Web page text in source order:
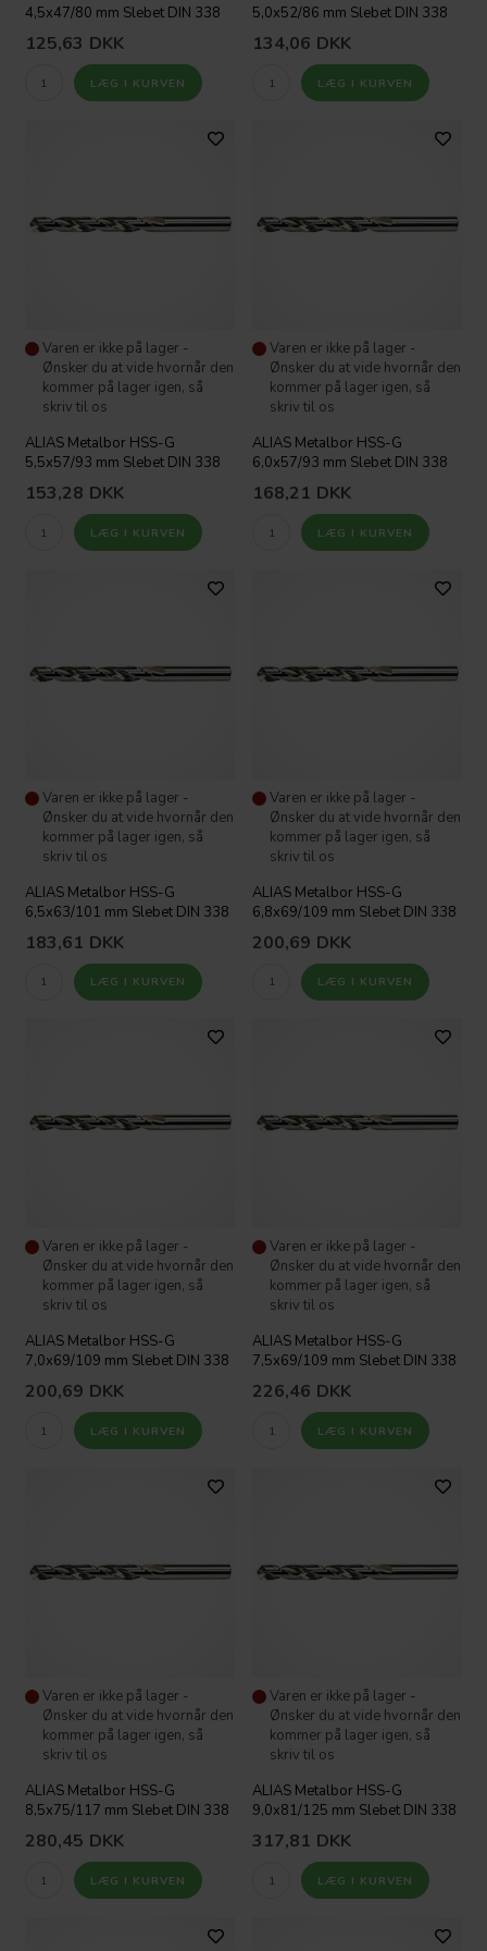
4,5x47/80 mm Slebet DIN 338
125,63 DKK
5,0x52/86 mm Slebet DIN 338
134,06 DKK
Varen er ikke på lager -
Ønsker du at vide hvornår den
kommer på lager igen, så
skriv til os
ALIAS Metalbor HSS-G
5,5x57/93 mm Slebet DIN 338
153,28 DKK
Varen er ikke på lager -
Ønsker du at vide hvornår den
kommer på lager igen, så
skriv til os
ALIAS Metalbor HSS-G
6,0x57/93 mm Slebet DIN 338
168,21 DKK
Varen er ikke på lager -
Ønsker du at vide hvornår den
kommer på lager igen, så
skriv til os
ALIAS Metalbor HSS-G
6,5x63/101 mm Slebet DIN 338
183,61 DKK
Varen er ikke på lager -
Ønsker du at vide hvornår den
kommer på lager igen, så
skriv til os
ALIAS Metalbor HSS-G
6,8x69/109 mm Slebet DIN 338
200,69 DKK
Varen er ikke på lager -
Ønsker du at vide hvornår den
kommer på lager igen, så
skriv til os
ALIAS Metalbor HSS-G
7,0x69/109 mm Slebet DIN 338
200,69 DKK
Varen er ikke på lager -
Ønsker du at vide hvornår den
kommer på lager igen, så
skriv til os
ALIAS Metalbor HSS-G
7,5x69/109 mm Slebet DIN 338
226,46 DKK
Varen er ikke på lager -
Ønsker du at vide hvornår den
kommer på lager igen, så
skriv til os
ALIAS Metalbor HSS-G
8,5x75/117 mm Slebet DIN 338
280,45 DKK
Varen er ikke på lager -
Ønsker du at vide hvornår den
kommer på lager igen, så
skriv til os
ALIAS Metalbor HSS-G
9,0x81/125 mm Slebet DIN 338
317,81 DKK